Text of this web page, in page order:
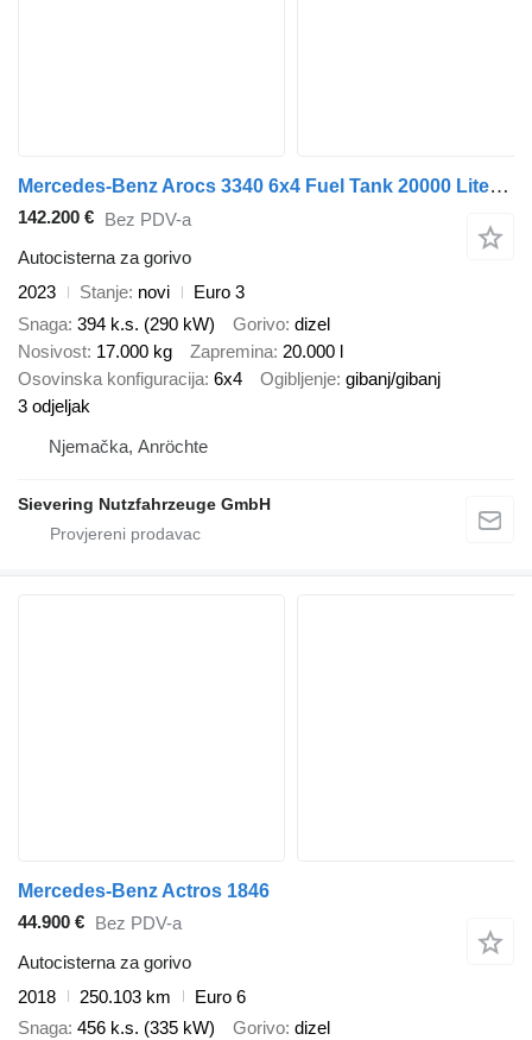
Mercedes-Benz Arocs 3340 6x4 Fuel Tank 20000 Liter Euro 3
142.200 € Bez PDV-a
Autocisterna za gorivo
2023
Stanje novi
Euro 3
Snaga 394 k.s. (290 kW) Gorivo dizel
Nosivost 17.000 kg Zapremina 20.000 l
Osovinska konfiguracija 6x4 Ogibljenje gibanj/gibanj
3 odjeljak
Njemačka, Anröchte
Sievering Nutzfahrzeuge GmbH
Mercedes-Benz Actros 1846
44.900 €
Bez PDV-a
Autocisterna za gorivo
2018
250.103 km
Euro 6
Snaga 456 k.s. (335 kW) Gorivo dizel